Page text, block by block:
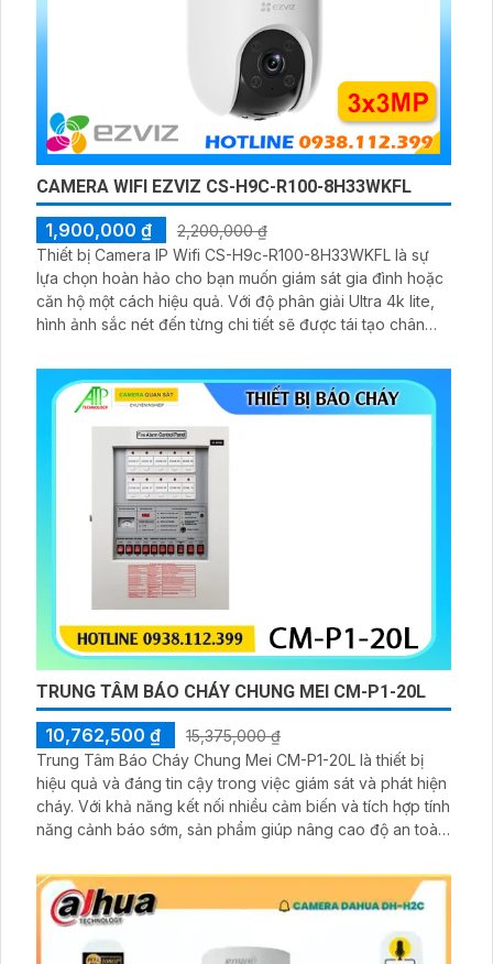
CAMERA WIFI EZVIZ CS-H9C-R100-8H33WKFL
1,900,000 ₫
2,200,000 ₫
Thiết bị Camera IP Wifi CS-H9c-R100-8H33WKFL là sự
lựa chọn hoàn hảo cho bạn muốn giám sát gia đình hoặc
căn hộ một cách hiệu quả. Với độ phân giải Ultra 4k lite,
hình ảnh sắc nét đến từng chi tiết sẽ được tái tạo chân
khoảng cách 30m giúp bạn không bỏ lỡ bất kỳ chi tiết
nào, ngay cả khi trời tối
TRUNG TÂM BÁO CHÁY CHUNG MEI CM-P1-20L
10,762,500 ₫
15,375,000 ₫
Trung Tâm Báo Cháy Chung Mei CM-P1-20L là thiết bị
hiệu quả và đáng tin cậy trong việc giám sát và phát hiện
cháy. Với khả năng kết nối nhiều cảm biến và tích hợp tính
năng cảnh báo sớm, sản phẩm giúp nâng cao độ an toàn